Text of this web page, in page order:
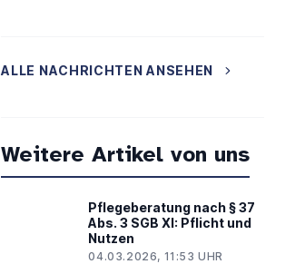
ALLE NACHRICHTEN ANSEHEN
Weitere Artikel von uns
Pflegeberatung nach § 37
Abs. 3 SGB XI: Pflicht und
Nutzen
04.03.2026, 11:53 UHR